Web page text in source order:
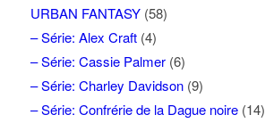
URBAN FANTASY(58)
– Série: Alex Craft(4)
– Série: Cassie Palmer(6)
– Série: Charley Davidson(9)
– Série: Confrérie de la Dague noire(14)